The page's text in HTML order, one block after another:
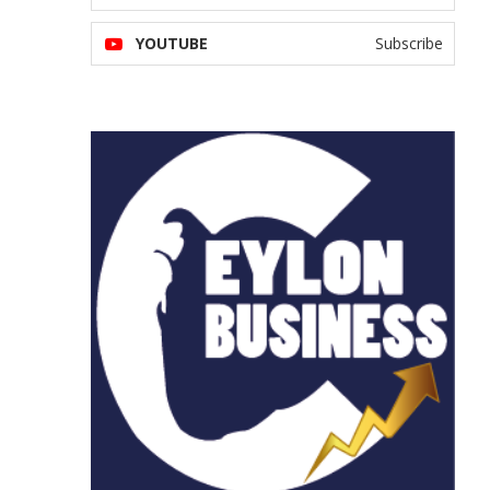
YOUTUBE Subscribe